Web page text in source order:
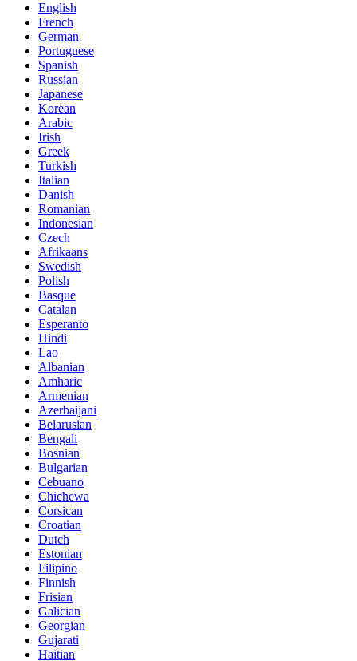
English
French
German
Portuguese
Spanish
Russian
Japanese
Korean
Arabic
Irish
Greek
Turkish
Italian
Danish
Romanian
Indonesian
Czech
Afrikaans
Swedish
Polish
Basque
Catalan
Esperanto
Hindi
Lao
Albanian
Amharic
Armenian
Azerbaijani
Belarusian
Bengali
Bosnian
Bulgarian
Cebuano
Chichewa
Corsican
Croatian
Dutch
Estonian
Filipino
Finnish
Frisian
Galician
Georgian
Gujarati
Haitian